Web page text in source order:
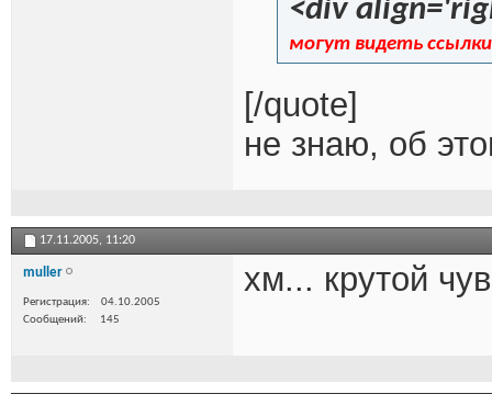
<div
могут видеть
[/quote]
не знаю, об
17.11.2005, 11:20
muller
Регистрация
04.10.2005
Сообщений
145
хм... крутой